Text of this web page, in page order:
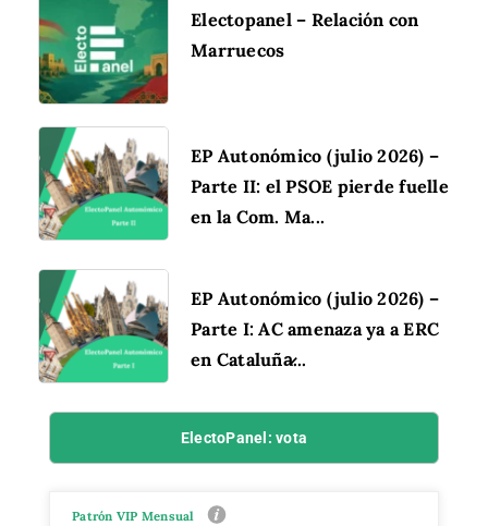
Electopanel – Relación con
Marruecos
EP Autonómico (julio 2026) –
Parte II: el PSOE pierde fuelle
en la Com. Ma...
EP Autonómico (julio 2026) –
Parte I: AC amenaza ya a ERC
en Cataluña̷...
ElectoPanel: vota
Patrón VIP Mensual